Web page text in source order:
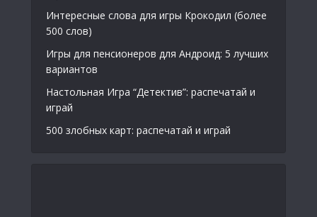
Интересные слова для игры Крокодил (более
500 слов)
Игры для пенсионеров для Андроид: 5 лучших
вариантов
Настольная Игра “Детектив”: распечатай и
играй
500 злобных карт: распечатай и играй